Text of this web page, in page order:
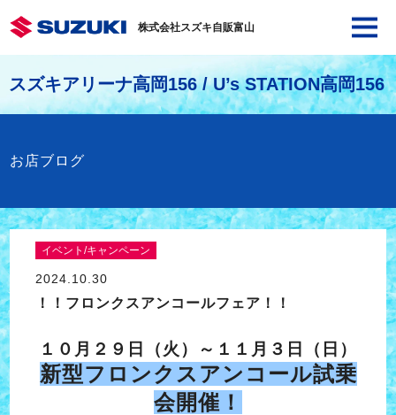
株式会社スズキ自販富山
スズキアリーナ高岡156 / U’s STATION高岡156
お店ブログ
イベント/キャンペーン
2024.10.30
！！フロンクスアンコールフェア！！
１０月２９日（火）～１１月３日（日）
新型フロンクスアンコール試乗
会開催！